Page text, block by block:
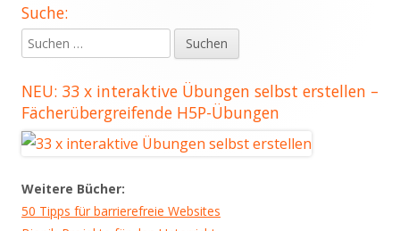
Haupt-
Seitenleiste
Suche:
Suchen
nach:
NEU: 33 x interaktive Übungen selbst erstellen –
Fächerübergreifende H5P-Übungen
Weitere Bücher:
50 Tipps für barrierefreie Websites